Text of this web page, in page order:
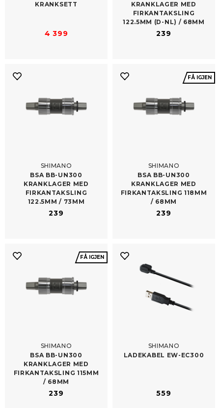
KRANKSETT
4 399
KRANKLAGER MED
FIRKANTAKSLING
122.5MM (D-NL) /​ 68MM
239
SHIMANO
BSA BB-​UN300
KRANKLAGER MED
FIRKANTAKSLING
122.5MM /​ 73MM
239
FÅ IGJEN
SHIMANO
BSA BB-​UN300
KRANKLAGER MED
FIRKANTAKSLING 118MM
/​ 68MM
239
FÅ IGJEN
SHIMANO
BSA BB-​UN300
KRANKLAGER MED
FIRKANTAKSLING 115MM
/​ 68MM
239
SHIMANO
LADEKABEL EW-​EC300
559